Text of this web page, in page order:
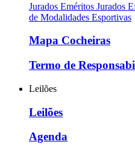
Jurados Eméritos Jurados
de Modalidades Esportivas
Mapa Cocheiras
Termo de
Leilões
Leilões
Agenda